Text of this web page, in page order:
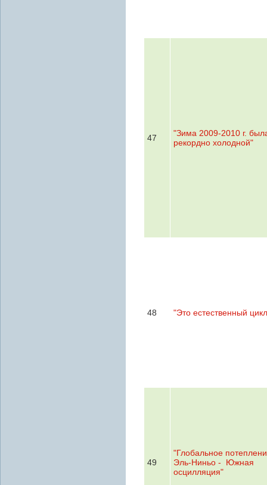
47
"Зима 2009-2010 г.
рекордно холодной"
48 "Это естественный
49
"Глобальное
Эль-Ниньо - Южная
осцилляция"